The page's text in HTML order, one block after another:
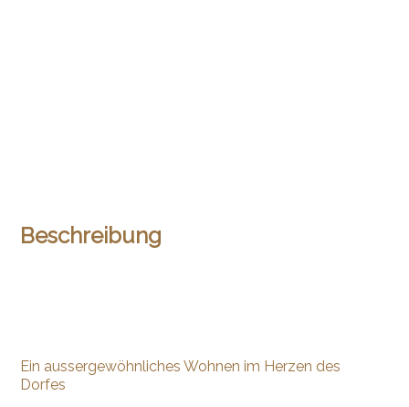
Beschreibung
Ein aussergewöhnliches Wohnen im Herzen des
Dorfes